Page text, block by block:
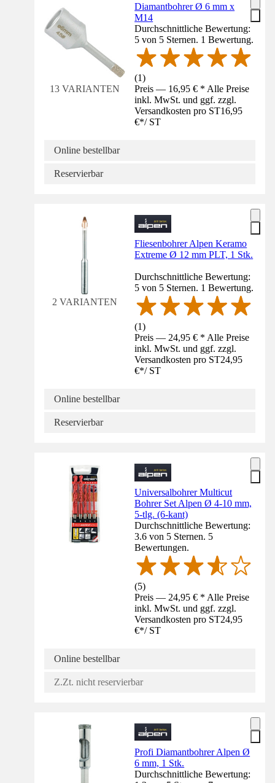
13 VARIANTEN
Diamantbohrer Ø 6 mm x
M14
Durchschnittliche Bewertung:
5 von 5 Sternen. 1 Bewertung.
(1)
Preis — 16,95 € * Alle Preise
inkl. MwSt. und ggf. zzgl.
Versandkosten pro ST16,95
€*/ ST
Online bestellbar
Reservierbar
2 VARIANTEN
Fliesenbohrer Alpen Keramo
Extreme Ø 12 mm PLT, 1 Stk.
Durchschnittliche Bewertung:
5 von 5 Sternen. 1 Bewertung.
(1)
Preis — 24,95 € * Alle Preise
inkl. MwSt. und ggf. zzgl.
Versandkosten pro ST24,95
€*/ ST
Online bestellbar
Reservierbar
Universalbohrer Multicut
Bohrer Set Alpen Ø 4-10 mm,
5-tlg. (6-kant)
Durchschnittliche Bewertung:
3.6 von 5 Sternen. 5
Bewertungen.
(5)
Preis — 24,95 € * Alle Preise
inkl. MwSt. und ggf. zzgl.
Versandkosten pro ST24,95
€*/ ST
Online bestellbar
Z.Zt. nicht reservierbar
Profi Diamantbohrer Alpen Ø
6 mm, 1 Stk.
Durchschnittliche Bewertung: